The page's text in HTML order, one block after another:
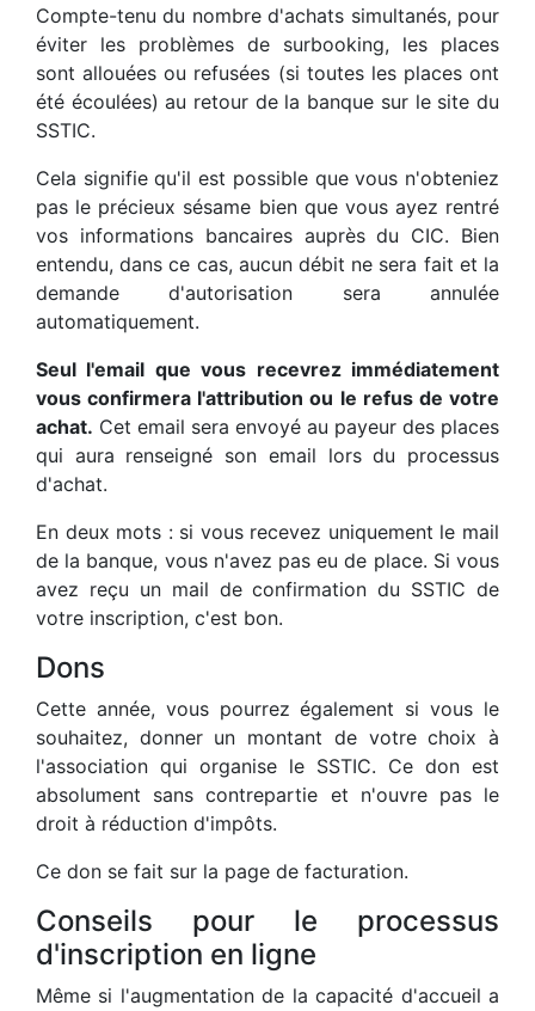
Compte-tenu du nombre d'achats simultanés, pour
éviter les problèmes de surbooking, les places
sont allouées ou refusées (si toutes les places ont
été écoulées) au retour de la banque sur le site du
SSTIC.
Cela signifie qu'il est possible que vous n'obteniez
pas le précieux sésame bien que vous ayez rentré
vos informations bancaires auprès du CIC. Bien
entendu, dans ce cas, aucun débit ne sera fait et la
demande d'autorisation sera annulée
automatiquement.
Seul l'email que vous recevrez immédiatement
vous confirmera l'attribution ou le refus de votre
achat. Cet email sera envoyé au payeur des places
qui aura renseigné son email lors du processus
d'achat.
En deux mots : si vous recevez uniquement le mail
de la banque, vous n'avez pas eu de place. Si vous
avez reçu un mail de confirmation du SSTIC de
votre inscription, c'est bon.
Dons
Cette année, vous pourrez également si vous le
souhaitez, donner un montant de votre choix à
l'association qui organise le SSTIC. Ce don est
absolument sans contrepartie et n'ouvre pas le
droit à réduction d'impôts.
Ce don se fait sur la page de facturation.
Conseils pour le processus
d'inscription en ligne
Même si l'augmentation de la capacité d'accueil a